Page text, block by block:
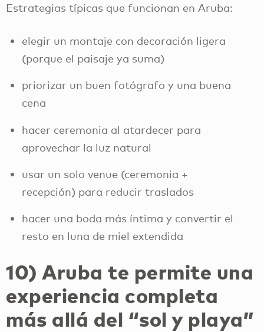
Estrategias típicas que funcionan en Aruba:
elegir un montaje con decoración ligera
(porque el paisaje ya suma)
priorizar un buen fotógrafo y una buena
cena
hacer ceremonia al atardecer para
aprovechar la luz natural
usar un solo venue (ceremonia +
recepción) para reducir traslados
hacer una boda más íntima y convertir el
resto en luna de miel extendida
10) Aruba te permite una
experiencia completa
más allá del “sol y playa”